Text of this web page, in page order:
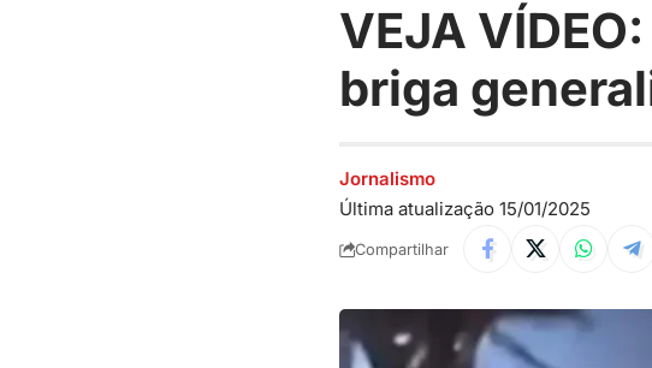
VEJA
briga
Última atualização 15/01/2025
Jornalismo
Compartilhar